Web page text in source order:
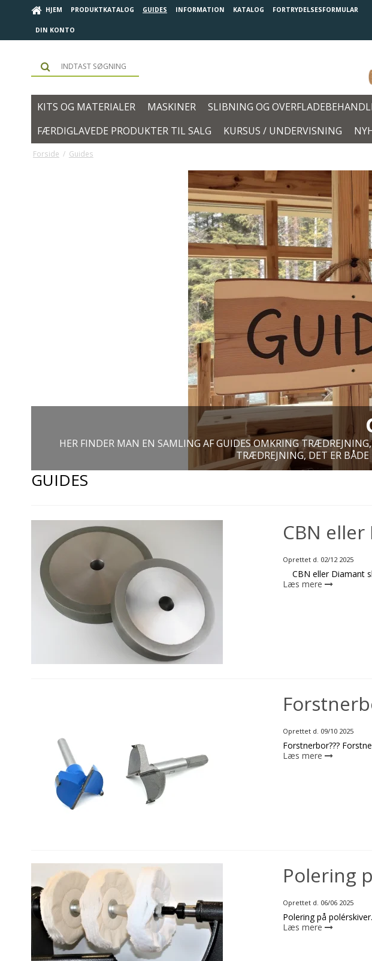
HJEM PRODUKTKATALOG GUIDES INFORMATION KATALOG FORTRYDELSESFORMULAR
DIN KONTO
KITS OG MATERIALER MASKINER SLIBNING OG
FÆRDIGLAVEDE PRODUKTER TIL SALG
KURSUS / UNDERVISNING
Forside / Guides
HER FINDER MAN EN SAMLING AF GUIDES OMKRING
TRÆDREJNING, DET ER
GUIDES
CBN
Oprettet d. 02/12 2025
CBN eller Diamant
Læs mere
Oprettet d. 09/10 2025
Forstnerbor???
Læs mere
Polering
Oprettet d. 06/06 2025
Polering på
Læs mere